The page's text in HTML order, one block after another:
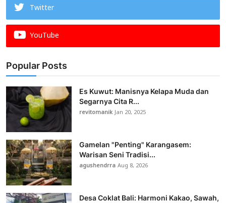
Twitter
YouTube
Popular Posts
Es Kuwut: Manisnya Kelapa Muda dan
Segarnya Cita R...
revitomanikJan 20, 2025
Gamelan "Penting" Karangasem:
Warisan Seni Tradisi...
agushendrraAug 8, 2026
Desa Coklat Bali: Harmoni Kakao, Sawah,